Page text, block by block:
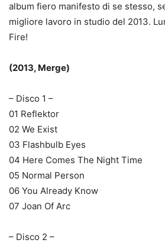
album fiero manifesto di se stesso,
migliore lavoro in studio del 2013.
Fire!
(2013, Merge)
– Disco 1 –
01 Reflektor
02 We Exist
03 Flashbulb Eyes
04 Here Comes The Night Time
05 Normal Person
06 You Already Know
07 Joan Of Arc
– Disco 2 –